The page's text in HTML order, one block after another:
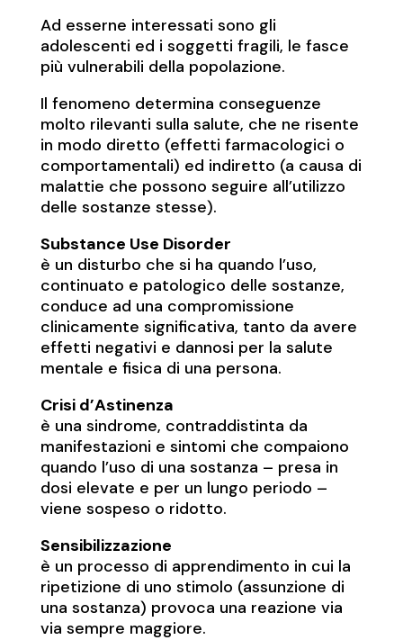
Ad esserne interessati sono gli
adolescenti ed i soggetti fragili, le fasce
più vulnerabili della popolazione.
Il fenomeno determina conseguenze
molto rilevanti sulla salute, che ne risente
in modo diretto (effetti farmacologici o
comportamentali) ed indiretto (a causa di
malattie che possono seguire all’utilizzo
delle sostanze stesse).
Substance Use Disorder
è un disturbo che si ha quando l’uso,
continuato e patologico delle sostanze,
conduce ad una compromissione
clinicamente significativa, tanto da avere
effetti negativi e dannosi per la salute
mentale e fisica di una persona.
Crisi d’Astinenza
è una sindrome, contraddistinta da
manifestazioni e sintomi che compaiono
quando l’uso di una sostanza – presa in
dosi elevate e per un lungo periodo –
viene sospeso o ridotto.
Sensibilizzazione
è un processo di apprendimento in cui la
ripetizione di uno stimolo (assunzione di
una sostanza) provoca una reazione via
via sempre maggiore.